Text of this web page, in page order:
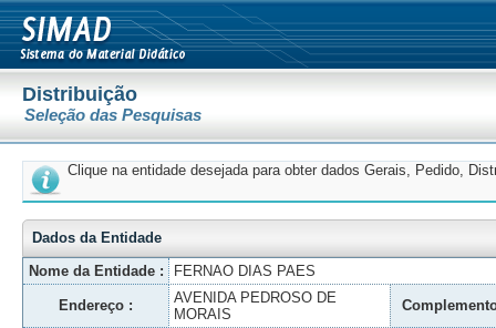
Distribuição
Seleção das Pesquisas
Clique na entidade desejada para obter dados Gerais, Pedido,
Dados da Entidade
Nome da Entidade :
FERNAO DIAS PAES
Endereço :
AVENIDA PEDROSO DE
MORAIS